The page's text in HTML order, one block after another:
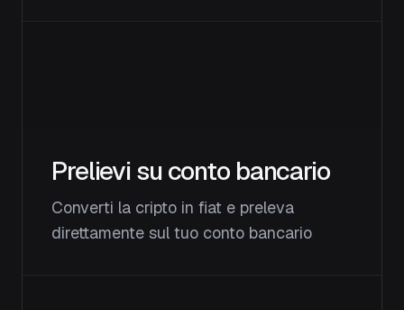
Prelievi su conto bancario
Converti la cripto in fiat e preleva
direttamente sul tuo conto bancario